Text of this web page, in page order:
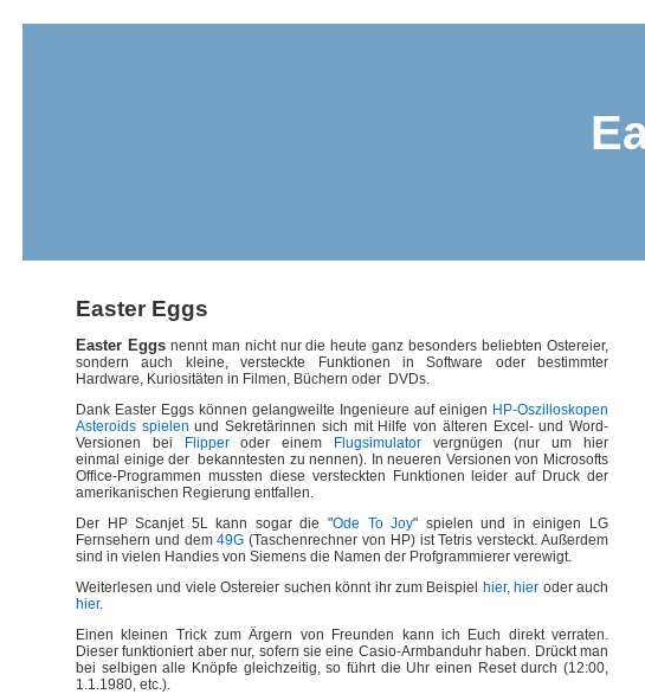
Easter Eggs
Easter Eggsnennt man nicht nur die heute ganz besonders beliebten Ostereier,
sondern auch kleine, versteckte Funktionen in Software oder bestimmter
Hardware, Kuriositäten in Filmen, Büchern oder DVDs.
Dank Easter Eggs können gelangweilte Ingenieure auf einigen HP-Oszilloskopen
Asteroids spielen und Sekretärinnen sich mit Hilfe von älteren Excel- und Word-
Versionen bei
Flipperoder einem Flugsimulatorvergnügen (nur um hier
einmal einige der bekanntesten zu nennen). In neueren Versionen von Microsofts
Office-Programmen mussten diese versteckten Funktionen leider auf Druck der
amerikanischen Regierung entfallen.
Der HP Scanjet 5L kann sogar die "Ode To Joy" spielen und in einigen LG
Fernsehern und dem49G (Taschenrechner von HP) ist Tetris versteckt. Außerdem
sind in vielen Handies von Siemens die Namen der Profgrammierer verewigt.
Weiterlesen und viele Ostereier suchen könnt ihr zum Beispiel hier, hier oder auch
hier.
Einen kleinen Trick zum Ärgern von Freunden kann ich Euch direkt verraten.
Dieser funktioniert aber nur, sofern sie eine Casio-Armbanduhr haben. Drückt man
bei selbigen alle Knöpfe gleichzeitig, so führt die Uhr einen Reset durch (12:00,
1.1.1980, etc.).